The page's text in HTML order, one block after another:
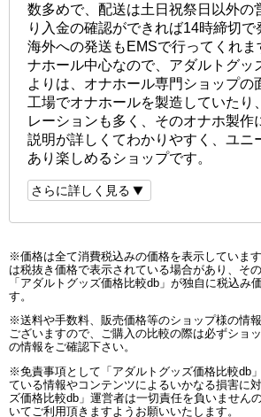
数多めで、配送は土日祝祭日以外の
り入金の確認ができれば14時締切で
海外への発送もEMSで行ってくれま
ナホール中心なので、アダルトグッ
よりは、オナホール専門ショップの
工場でオナホールを製造していたり
レーションも多く、そのオナホ製作
説明が詳しくてわかりやすく、ユニ
あり楽しめるショップです。
さらに詳しく見る
※価格は全て消費税込みの価格を表示していま
は税抜き価格で表示されている場合があり、そ
「アダルトグッズ価格比較db」が独自に税込み
す。
※送料や手数料、販売価格等のショップ様の情
ございますので、ご購入の比較の際は必ずショ
の情報をご確認下さい。
※免責事項として「アダルトグッズ価格比較db
ている情報やコンテンツによるいかなる損害に
ズ価格比較db」運営者は一切責任を負いません
いてご利用頂きますようお願いいたします。